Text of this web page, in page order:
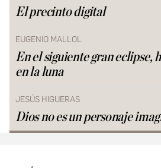
El precinto digital
EUGENIO MALLOL
En el siguiente gran eclipse,
en la luna
JESÚS HIGUERAS
Dios no es un personaje